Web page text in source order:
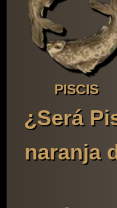
PISCIS
¿Será
naranja